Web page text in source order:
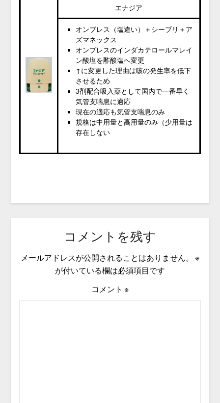
エナジア
オンブレス（塩違い）＋シーブリ＋ア
ズマネックス
オンブレスのインダカテロールマレイ
ン酸塩を酢酸塩へ変更
↑に変更した理由は咳の発生率を低下
させるため
3剤配合吸入薬として国内で一番早く
気管支喘息に適応
現在の適応も気管支喘息のみ
規格は中用量と高用量のみ（少用量は
存在しない
コメントを残す
メールアドレスが公開されることはありません。
※
が付いている欄は必須項目です
コメント ※